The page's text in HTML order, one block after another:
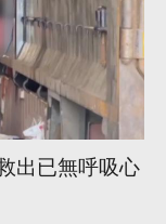
出已無呼吸心